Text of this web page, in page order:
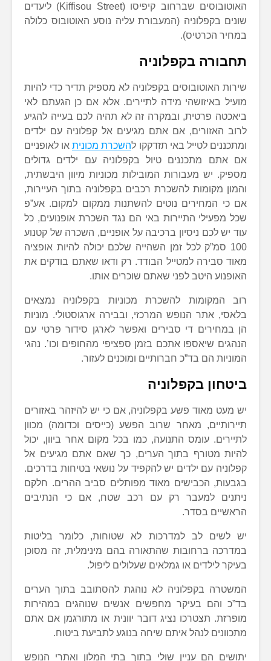
האוטובוסים שברחוב קיפיסו (Kiffisou Street) ליעדים
שונים בקפלוניה (המעבורת עליה נוסע האוטובוס כלולה
במחיר הכרטיס).
תחבורה בקפלוניה
שירות האוטובוסים בקפלוניה לא מספיק תדיר כדי להיות
מועיל באיזושהי מידה לתיירים. אלא אם כן הגעתם לאי
ביאכטה פרטית, ובמקרה זה לא תהיה לכם בעייה להגיע
לרוב האזורים, אם אתם מגיעים אל קפלוניה עם ילדים
ומתכננים לטייל באי תזדקקו להשכרת מכוניתאו לאופניים
אם אתם מתכננים טיול בקפלוניה עם ילדים גדולים
מספיק. יש מעבורות המובילות מכוניות מיוון היבשתית,
והמון מקומות להשכרת רכבים בקפלוניה בתוך העיירות,
אם כי המחירים נוטים להשתנות ממקום למקום. אע”פ
שכל מפעילי התיירות באי הם נגד השכרת אופנועים, כל
עוד יש לכם ניסיון ברכיבה על אופניים, השכרה של קטנוע
100 סמ”ק לכל זמן השהייה שלכם יכולה להיות אופציה
מאוד סבירה למטייל הבודד. רק ודאו שאתם בודקים את
האופנוע היטב לפני שאתם שוכרים אותו.
רוב המקומות להשכרת מכוניות בקפלוניה נמצאים
בלאסי, אתר הנופש המרכזי, ובבירה ארגוסטולי. מוניות
הן במחירים די סבירים ואפשר לארגן סידור פרטי עם
הנהגים שיאספו אתכם בזמן ספציפי מהחופים וכו’. נהגי
המוניות הם בד”כ חברותיים ומוכנים לעזור.
ביטחון בקפלוניה
יש מעט מאוד פשע בקפלוניה, אם כי יש להיזהר באזורים
תיירותיים, מאחר שרוב הפשע (כייסים וכדומה) מכוון
לתיירים. עומס התנועה, כמו בכל מקום אחר ביוון, יכול
להיות מטורף בתוך הערים, כך שאם אתם מגיעים אל
קפלוניה עם ילדים יש להקפיד על נושאי בטיחות בדרכים.
בגבעות, הכבישים מאוד מפותלים סביב ההרים. חלקם
ניתנים למעבר רק עם רכב שטח, אם כי הנתיבים
הראשיים בסדר.
יש לשים לב למדרכות לא שטוחות, כלומר בליטות
במדרכה ברחובות שהתאורה בהם מינימלית, זה מסוכן
בעיקר לילדים או גמלאים שעלולים ליפול.
המשטרה בקפלוניה לא נוהגת להסתובב בתוך הערים
בד”כ והם בעיקר מחפשים אנשים שנוהגים במהירות
מופרזת. תצטרכו נציג דובר יוונית או מתורגמן אם אתם
מתכוונים לנהל איתם שיחה בנוגע לתביעת ביטוח.
יתושים הם עניין שולי בתוך בתי המלון ואתרי הנופש